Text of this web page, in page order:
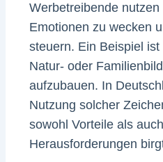
Werbetreibende
Emotionen zu wecken
steuern. Ein Beispiel
Natur- oder
aufzubauen. In
Nutzung solcher
sowohl Vorteile als
Herausforderungen